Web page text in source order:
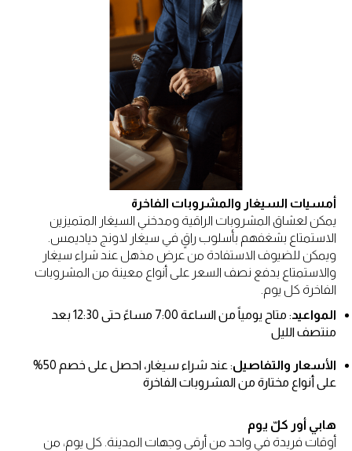
أمسيات السيغار والمشروبات الفاخرة
يمكن لعشاق المشروبات الراقية ومدخني السيغار المتميزين
الاستمتاع بشغفهم بأسلوب راقٍ في سيغار لاونج دياديمس.
ويمكن للضيوف الاستفادة من عرض مذهل عند شراء سيغار
والاستمتاع بدفع نصف السعر على أنواع معينة من المشروبات
الفاخرة كل يوم.
المواعيد
: متاح يومياً من الساعة 7:00 مساءً حتى 12:30 بعد
منتصف الليل
الأسعار والتفاصيل
: عند شراء سيغار، احصل على خصم 50%
على أنواع مختارة من المشروبات الفاخرة
هابي أور كلّ يوم
أوقات فريدة في واحد من أرقى وجهات المدينة. كل يوم، من